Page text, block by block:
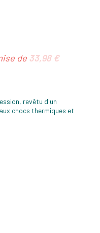
de 33,98 €
revêtu d'un
chocs thermiques et